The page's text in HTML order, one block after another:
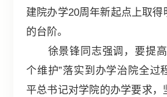
建院办学20周年新起点上取
的台阶。
徐景锋同志强调，要提高
个维护”落实到办学治院全过
平总书记对学院的办学要求，